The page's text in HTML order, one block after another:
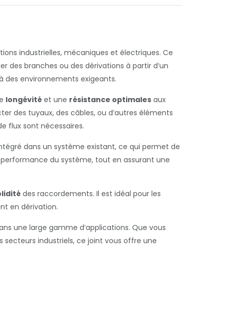
industrielles, mécaniques et électriques. Ce
des branches ou des dérivations à partir d’un
environnements exigeants.
longévité et une résistance optimales aux
des tuyaux, des câbles, ou d’autres éléments
flux sont nécessaires.
dans un système existant, ce qui permet de
du système, tout en assurant une
des raccordements. Il est idéal pour les
en dérivation.
une large gamme d’applications. Que vous
secteurs industriels, ce joint vous offre une